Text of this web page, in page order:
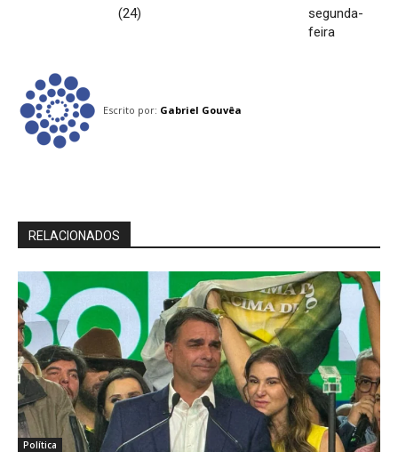
(24)
segunda-
feira
Escrito por: Gabriel Gouvêa
RELACIONADOS
Política